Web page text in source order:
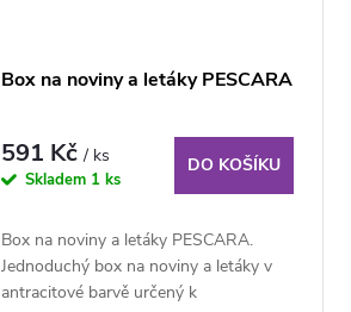
Box na noviny a letáky PESCARA
591 Kč/ ks
Skladem 1 ks
DO KOŠÍKU
Box na noviny a letáky PESCARA.
Jednoduchý box na noviny a letáky v
antracitové barvě určený k